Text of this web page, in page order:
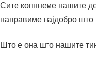
Сите копннеме нашите
направиме најдобро
Што е она што нашите